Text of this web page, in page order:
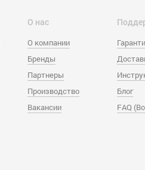
О нас
О компании
Бренды
Партнеры
Производство
Вакансии
Блог
FAQ